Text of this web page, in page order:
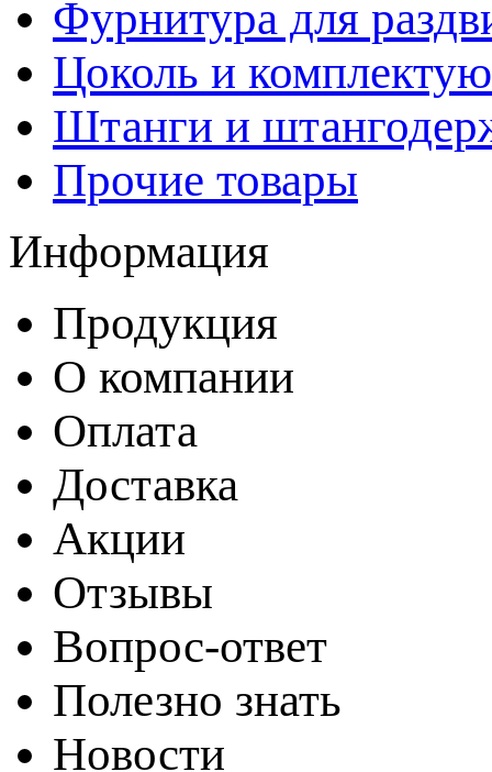
Фурнитура для
Цоколь и
Штанги и
Прочие товары
Информация
Продукция
О компании
Оплата
Доставка
Акции
Отзывы
Вопрос-ответ
Полезно знать
Новости